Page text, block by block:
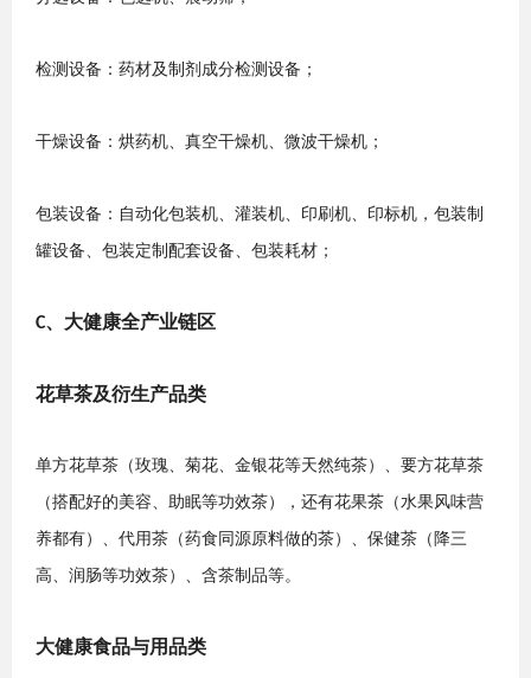
检测设备：药材及制剂成分检测设备 ；
干燥设备：烘药机、真空干燥机、微波干燥机 ；
包装设备：自动化包装机、灌装机、印刷机、印标机，包装制
罐设备、包装定制配套设备、包装耗材 ；
C、 大健康全产业链区
花草茶及衍生产品类
单方花草茶（玫瑰、菊花、金银花等天然纯茶）、要方花草茶
（搭配好的美容、助眠等功效茶），还有花果茶（水果风味营
养都有）、代用茶（药食同源原料做的茶）、保健茶（降三
高、润肠等功效茶）、含茶制品等。
大健康食品与用品类